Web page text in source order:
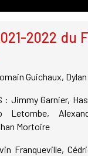
2022 du
Guichaux,
: Jimmy Garnier,
Letombe,
Mortoire
Franqueville,